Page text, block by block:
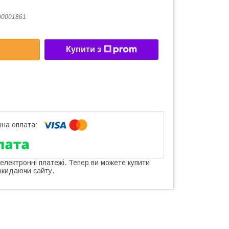
Купити з
платежі. Тепер ви можете купити
сайту.